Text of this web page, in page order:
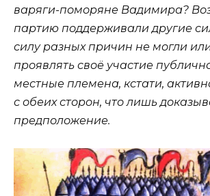
варяги-поморяне Вадимира?
партию поддерживали другие
силу разных причин не могли
проявлять своё участие
местные племена, кстати,
с обеих сторон, что лишь
предположение.